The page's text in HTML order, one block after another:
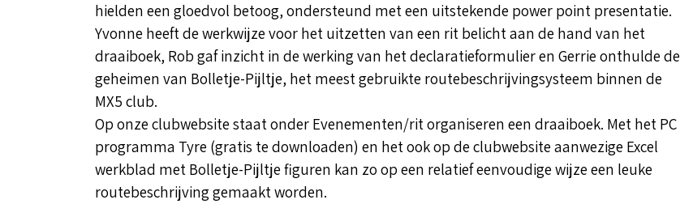
hielden een gloedvol betoog, ondersteund met een uitstekende power point presentatie.
Yvonne heeft de werkwijze voor het uitzetten van een rit belicht aan de hand van het
draaiboek, Rob gaf inzicht in de werking van het declaratieformulier en Gerrie onthulde de
geheimen van Bolletje-Pijltje, het meest gebruikte routebeschrijvingsysteem binnen de
MX5 club.
Op onze clubwebsite staat onder Evenementen/rit organiseren een draaiboek. Met het PC
programma Tyre (gratis te downloaden) en het ook op de clubwebsite aanwezige Excel
werkblad met Bolletje-Pijltje figuren kan zo op een relatief eenvoudige wijze een leuke
routebeschrijving gemaakt worden.